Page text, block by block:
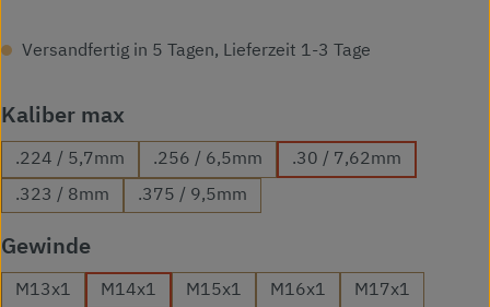
Versandfertig in 5 Tagen, Lieferzeit 1-3 Tage
Kaliber max
.224 / 5,7mm .256 / 6,5mm .30 / 7,62mm
.323 / 8mm .375 / 9,5mm
Gewindeauswählen
M13x1 M14x1 M15x1 M16x1 M17x1